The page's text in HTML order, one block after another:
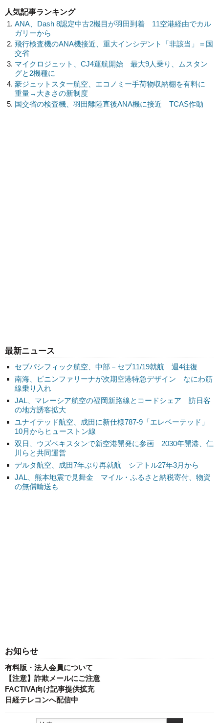
最新ニュース
セブパシフィック航空、中部－セブ11/19就航 週4往復
南海、ピニンファリーナが次期空港特急デザイン なにわ筋
線乗り入れ
JAL、マレーシア航空の福岡新路線とコードシェア 訪日客
の地方誘客拡大
ユナイテッド航空、成田に新仕様787-9「エレベーテッド」
10月からヒューストン線
双日、ウズベキスタンで新空港開発に参画 2030年開港、仁
川らと共同運営
デルタ航空、成田7年ぶり再就航 シアトル27年3月から
JAL、熊本地震で見舞金 マイル・ふるさと納税寄付、物資
の無償輸送も
お知らせ
有料版・法人会員について
【注意】詐欺メールにご注意
FACTIVA向け記事提供拡充
日経テレコンへ配信中
人気記事ランキング
ANA、Dash 8認定中古2機目が羽田到着 11空港経由でカル
ガリーから
飛行検査機のANA機接近、重大インシデント「非該当」＝国
交省
マイクロジェット、CJ4運航開始 最大9人乗り、ムスタン
グと2機種に
豪ジェットスター航空、エコノミー手荷物収納棚を有料に
重量→大きさの新制度
国交省の検査機、羽田離陸直後ANA機に接近 TCAS作動